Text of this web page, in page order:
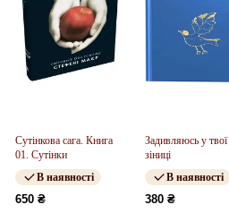
Сутінкова сага. Книга
01. Сутінки
В наявності
650 ₴
Задивляюсь у твої
зіниці
В наявності
380 ₴